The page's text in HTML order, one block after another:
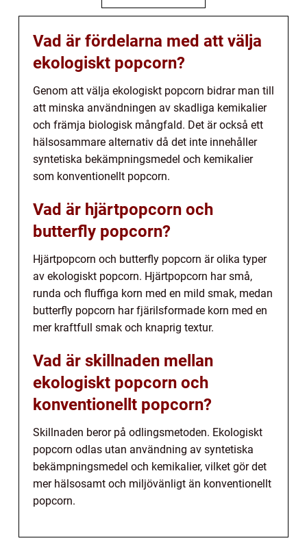
Vad är fördelarna med att välja
ekologiskt popcorn?
Genom att välja ekologiskt popcorn bidrar man till
att minska användningen av skadliga kemikalier
och främja biologisk mångfald. Det är också ett
hälsosammare alternativ då det inte innehåller
syntetiska bekämpningsmedel och kemikalier
som konventionellt popcorn.
Vad är hjärtpopcorn och
butterfly popcorn?
Hjärtpopcorn och butterfly popcorn är olika typer
av ekologiskt popcorn. Hjärtpopcorn har små,
runda och fluffiga korn med en mild smak, medan
butterfly popcorn har fjärilsformade korn med en
mer kraftfull smak och knaprig textur.
Vad är skillnaden mellan
ekologiskt popcorn och
konventionellt popcorn?
Skillnaden beror på odlingsmetoden. Ekologiskt
popcorn odlas utan användning av syntetiska
bekämpningsmedel och kemikalier, vilket gör det
mer hälsosamt och miljövänligt än konventionellt
popcorn.